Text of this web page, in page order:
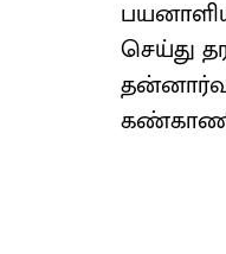
செய்து